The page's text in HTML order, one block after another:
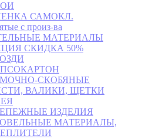
САМОКЛ.
с произ-ва
МАТЕРИАЛЫ
СКИДКА 50%
СКОБЯНЫЕ
ВАЛИКИ, ЩЕТКИ
ИЗДЕЛИЯ
МАТЕРИАЛЫ,